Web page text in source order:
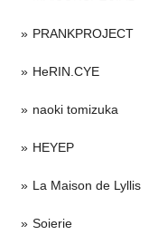
PRANKPROJECT
HeRIN.CYE
naoki tomizuka
HEYEP
La Maison de Lyllis
Soierie